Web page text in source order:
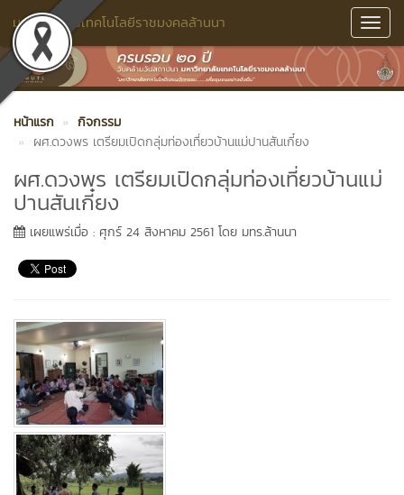
มหาวิทยาลัยเทคโนโลยีราชมงคลล้านนา
หน้าแรก
กิจกรรม
ผศ.ดวงพร เตรียมเปิดกลุ่มท่องเที่ยวบ้านแม่ปานสันเกี๋ยง
ผศ.ดวงพร เตรียมเปิดกลุ่มท่องเที่ยวบ้านแม่
ปานสันเกี๋ยง
เผยแพร่เมื่อ : ศุกร์ 24 สิงหาคม 2561 โดย มทร.ล้านนา